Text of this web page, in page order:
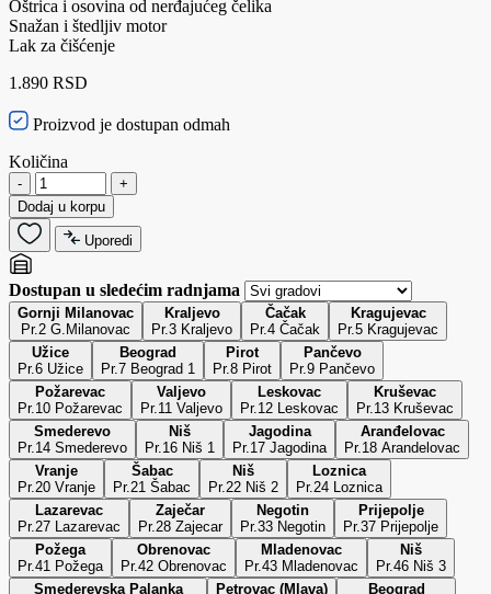
Oštrica i osovina od nerđajućeg čelika
Snažan i štedljiv motor
Lak za čišćenje
1.890 RSD
Proizvod je dostupan odmah
Količina
-
+
Dodaj u korpu
Uporedi
Dostupan u sledećim radnjama
Gornji Milanovac
Pr.2 G.Milanovac
Kraljevo
Pr.3 Kraljevo
Čačak
Pr.4 Čačak
Kragujevac
Pr.5 Kragujevac
Užice
Pr.6 Užice
Beograd
Pr.7 Beograd 1
Pirot
Pr.8 Pirot
Pančevo
Pr.9 Pančevo
Požarevac
Pr.10 Požarevac
Valjevo
Pr.11 Valjevo
Leskovac
Pr.12 Leskovac
Kruševac
Pr.13 Kruševac
Smederevo
Pr.14 Smederevo
Niš
Pr.16 Niš 1
Jagodina
Pr.17 Jagodina
Aranđelovac
Pr.18 Arandelovac
Vranje
Pr.20 Vranje
Šabac
Pr.21 Šabac
Niš
Pr.22 Niš 2
Loznica
Pr.24 Loznica
Lazarevac
Pr.27 Lazarevac
Zaječar
Pr.28 Zajecar
Negotin
Pr.33 Negotin
Prijepolje
Pr.37 Prijepolje
Požega
Pr.41 Požega
Obrenovac
Pr.42 Obrenovac
Mladenovac
Pr.43 Mladenovac
Niš
Pr.46 Niš 3
Smederevska Palanka
Petrovac (Mlava)
Beograd